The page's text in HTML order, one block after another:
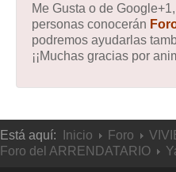
Me Gusta o de
personas conocerán
podremos ayudarlas
¡¡Muchas gracias por
Está aquí: Inicio Foro
Foro del ARRENDATARIO